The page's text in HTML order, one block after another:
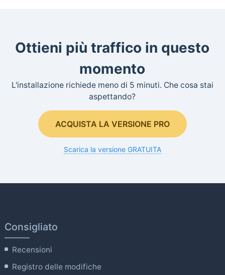
Ottieni più traffico in questo
momento
L'installazione richiede meno di 5 minuti. Che cosa stai
aspettando?
ACQUISTA LA VERSIONE PRO
Scarica la versione GRATUITA
Consigliato
Recensioni
Registro delle modifiche